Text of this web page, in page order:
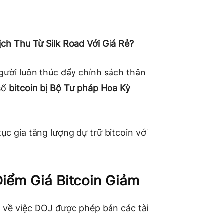
Thu Từ Silk Road Với Giá Rẻ?
luôn thúc đẩy chính sách thân
bitcoin bị Bộ Tư pháp Hoa Kỳ
gia tăng lượng dự trữ bitcoin với
Giá Bitcoin Giảm
việc DOJ được phép bán các tài